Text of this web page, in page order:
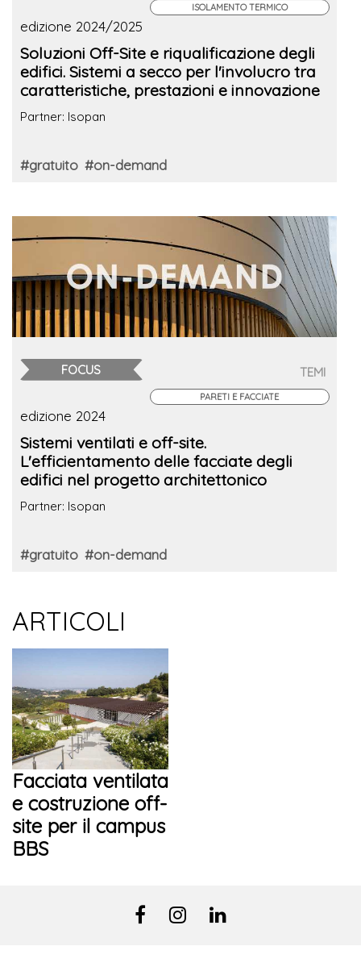
ISOLAMENTO TERMICO
edizione 2024/2025
Soluzioni Off-Site e riqualificazione degli
edifici. Sistemi a secco per l'involucro tra
caratteristiche, prestazioni e innovazione
Partner: Isopan
#gratuito #on-demand
FOCUS TEMI
PARETI E FACCIATE
edizione 2024
Sistemi ventilati e off-site.
L'efficientamento delle facciate degli
edifici nel progetto architettonico
Partner: Isopan
#gratuito #on-demand
ARTICOLI
Facciata ventilata
e costruzione off-
site per il campus
BBS